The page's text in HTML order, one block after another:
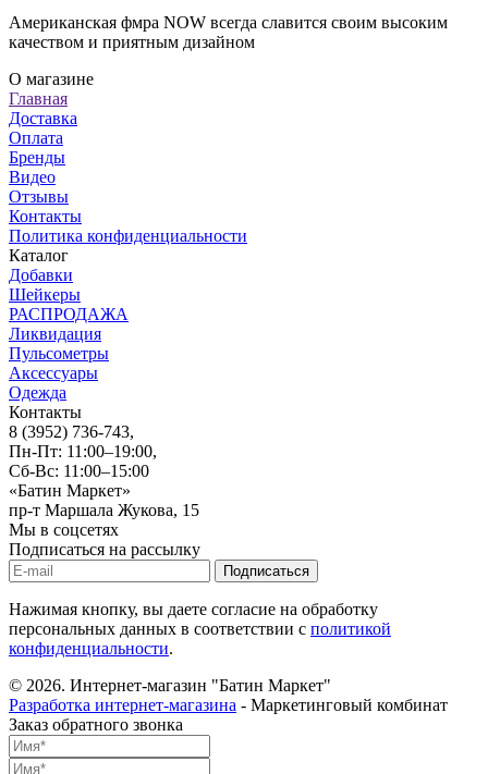
Американская фмра NOW всегда славится своим высоким
качеством и приятным дизайном
О магазине
Главная
Доставка
Оплата
Бренды
Видео
Отзывы
Контакты
Политика конфиденциальности
Каталог
Добавки
Шейкеры
РАСПРОДАЖА
Ликвидация
Пульсометры
Аксессуары
Одежда
Контакты
8 (3952) 736-743,
Пн-Пт: 11:00–19:00,
Сб-Вс: 11:00–15:00
«Батин Маркет»
пр-т Маршала Жукова, 15
Мы в соцсетях
Подписаться на рассылку
Нажимая кнопку, вы даете согласие на обработку
персональных данных в соответствии с политикой
конфиденциальности.
© 2026. Интернет-магазин "Батин Маркет"
Разработка интернет-магазина - Маркетинговый комбинат
Заказ обратного звонка